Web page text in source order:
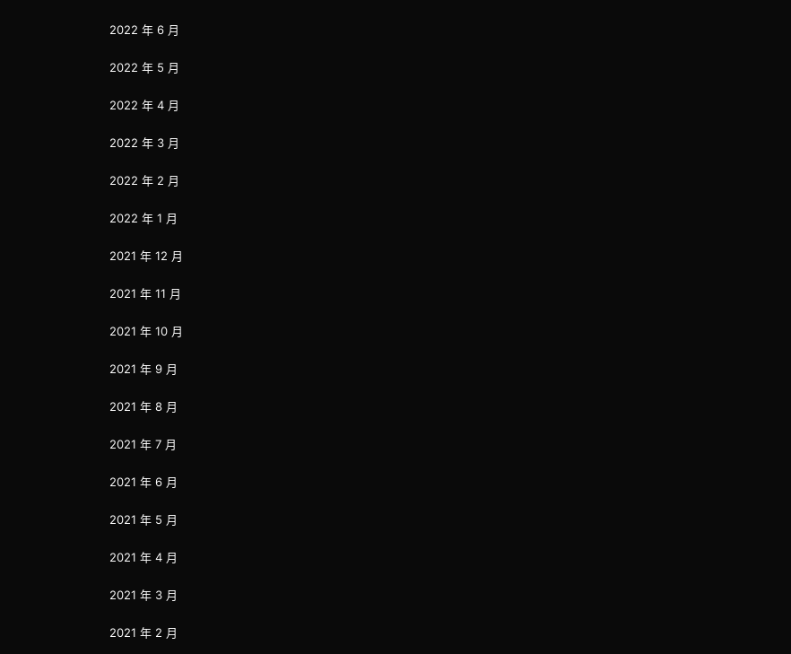
2022 年 6 月
2022 年 5 月
2022 年 4 月
2022 年 3 月
2022 年 2 月
2022 年 1 月
2021 年 12 月
2021 年 11 月
2021 年 10 月
2021 年 9 月
2021 年 8 月
2021 年 7 月
2021 年 6 月
2021 年 5 月
2021 年 4 月
2021 年 3 月
2021 年 2 月